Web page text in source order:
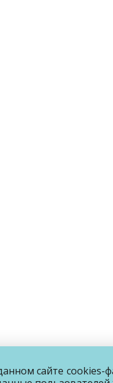
сайте cookies-